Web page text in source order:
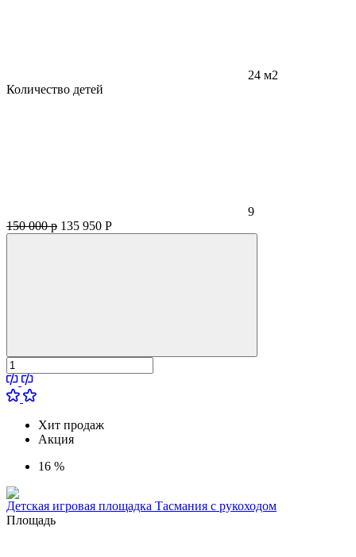
24 м2
Количество детей
9
150 000 р 135 950 Р
Хит продаж
Акция
16 %
Детская игровая площадка Тасмания с рукоходом
Площадь